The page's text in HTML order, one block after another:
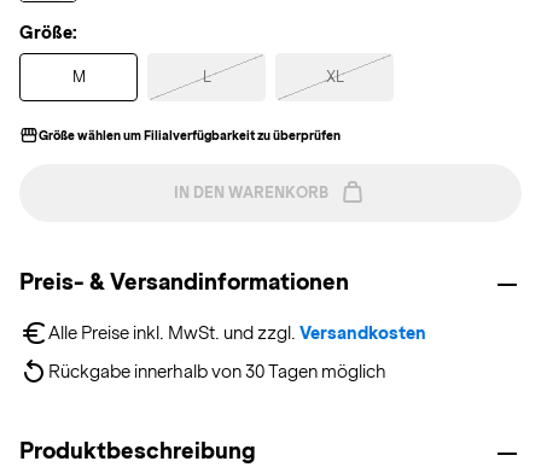
Größe:
M L XL
Größe wählen um Filialverfügbarkeit zu überprüfen
IN DEN WARENKORB
Preis- & Versandinformationen
Alle Preise inkl. MwSt. und zzgl. Versandkosten
Rückgabe innerhalb von 30 Tagen möglich
Produktbeschreibung